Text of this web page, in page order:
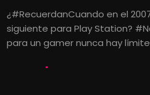
¿#RecuerdanCuando en el
siguiente para Play Station?
para un gamer nunca hay